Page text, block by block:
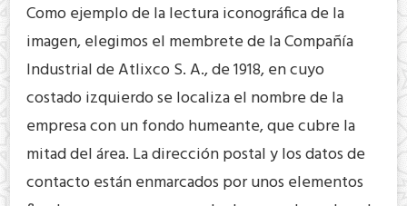
Como ejemplo de la lectura iconográfica de la
imagen, elegimos el membrete de la Compañía
Industrial de Atlixco S. A., de 1918, en cuyo
costado izquierdo se localiza el nombre de la
empresa con un fondo humeante, que cubre la
mitad del área. La dirección postal y los datos de
contacto están enmarcados por unos elementos